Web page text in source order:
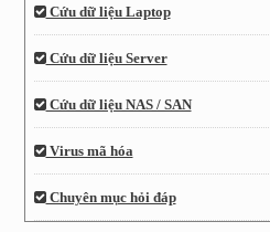
Cứu dữ liệu Laptop
Cứu dữ liệu Server
Cứu dữ liệu NAS / SAN
Virus mã hóa
Chuyên mục hỏi đáp